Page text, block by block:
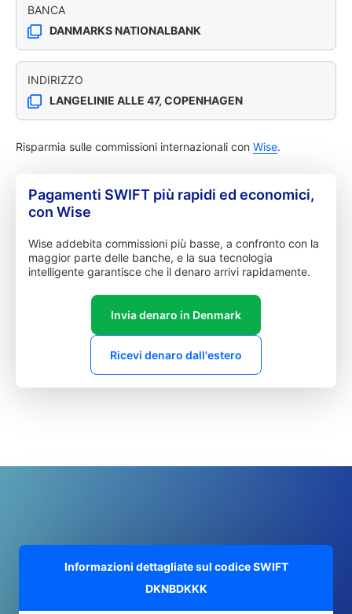
BANCA
DANMARKS NATIONALBANK
INDIRIZZO
LANGELINIE ALLE 47, COPENHAGEN
Risparmia sulle commissioni internazionali con Wise.
Pagamenti SWIFT più rapidi ed economici,
con Wise
Wise addebita commissioni più basse, a confronto con la
maggior parte delle banche, e la sua tecnologia
intelligente garantisce che il denaro arrivi rapidamente.
Invia denaro in Denmark
Ricevi denaro dall'estero
Informazioni dettagliate sul codice SWIFT
DKNBDKKK